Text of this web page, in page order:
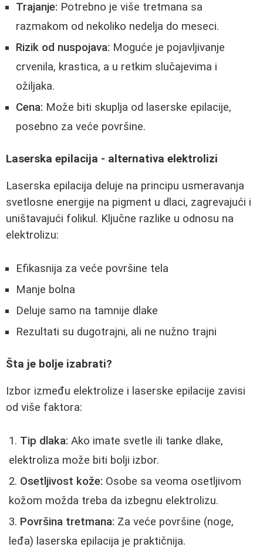
Trajanje: Potrebno je više tretmana sa
razmakom od nekoliko nedelja do meseci.
Rizik od nuspojava: Moguće je pojavljivanje
crvenila, krastica, a u retkim slučajevima i
ožiljaka.
Cena: Može biti skuplja od laserske epilacije,
posebno za veće površine.
Laserska epilacija - alternativa elektrolizi
Laserska epilacija deluje na principu usmeravanja
svetlosne energije na pigment u dlaci, zagrevajući i
uništavajući folikul. Ključne razlike u odnosu na
elektrolizu:
Efikasnija za veće površine tela
Manje bolna
Deluje samo na tamnije dlake
Rezultati su dugotrajni, ali ne nužno trajni
Šta je bolje izabrati?
Izbor između elektrolize i laserske epilacije zavisi
od više faktora:
Tip dlaka: Ako imate svetle ili tanke dlake,
elektroliza može biti bolji izbor.
Osetljivost kože: Osobe sa veoma osetljivom
kožom možda treba da izbegnu elektrolizu.
Površina tretmana: Za veće površine (noge,
leđa) laserska epilacija je praktičnija.